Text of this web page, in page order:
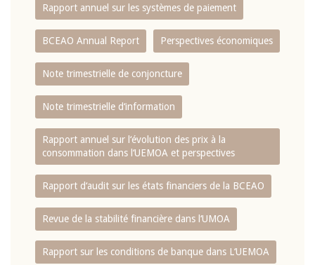
Rapport annuel sur les systèmes de paiement
BCEAO Annual Report Perspectives économiques
Note trimestrielle de conjoncture
Note trimestrielle d‘information
Rapport annuel sur l‘évolution des prix à la
consommation dans l‘UEMOA et perspectives
Rapport d‘audit sur les états financiers de la BCEAO
Revue de la stabilité financière dans l‘UMOA
Rapport sur les conditions de banque dans L‘UEMOA